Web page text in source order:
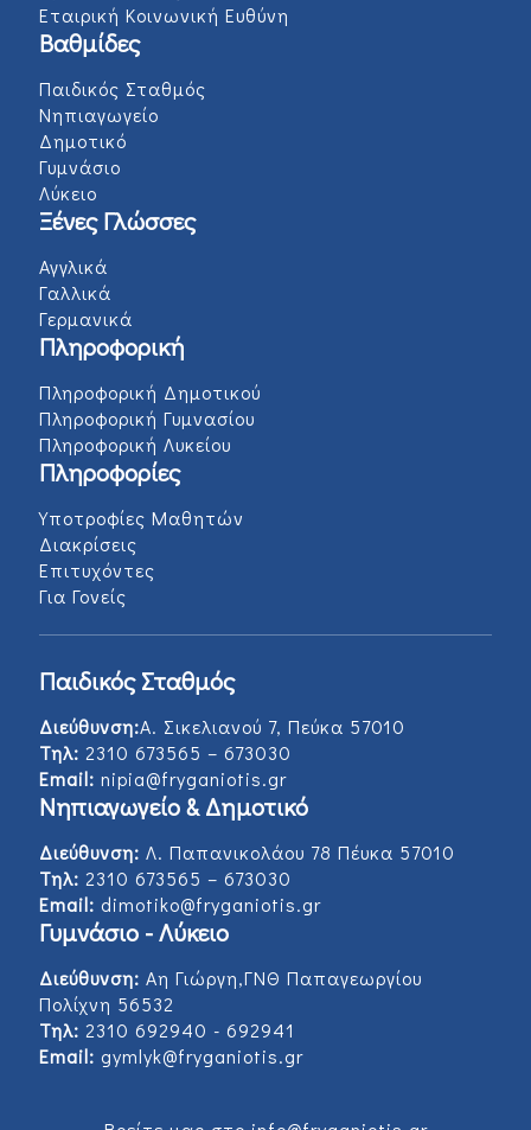
Εταιρική Κοινωνική Ευθύνη
Βαθμίδες
Παιδικός Σταθμός
Νηπιαγωγείο
Δημοτικό
Γυμνάσιο
Λύκειο
Ξένες Γλώσσες
Αγγλικά
Γαλλικά
Γερμανικά
Πληροφορική
Πληροφορική Δημοτικού
Πληροφορική Γυμνασίου
Πληροφορική Λυκείου
Πληροφορίες
Υποτροφίες Μαθητών
Διακρίσεις
Επιτυχόντες
Για Γονείς
Παιδικός Σταθμός
Διεύθυνση:Α. Σικελιανού 7, Πεύκα 57010
Τηλ: 2310 673565 – 673030
Email: nipia@fryganiotis.gr
Νηπιαγωγείο & Δημοτικό
Διεύθυνση: Λ. Παπανικολάου 78 Πέυκα 57010
Τηλ: 2310 673565 – 673030
Email: dimotiko@fryganiotis.gr
Γυμνάσιο - Λύκειο
Διεύθυνση: Αη Γιώργη,ΓΝΘ Παπαγεωργίου
Πολίχνη 56532
Τηλ: 2310 692940 - 692941
Email: gymlyk@fryganiotis.gr